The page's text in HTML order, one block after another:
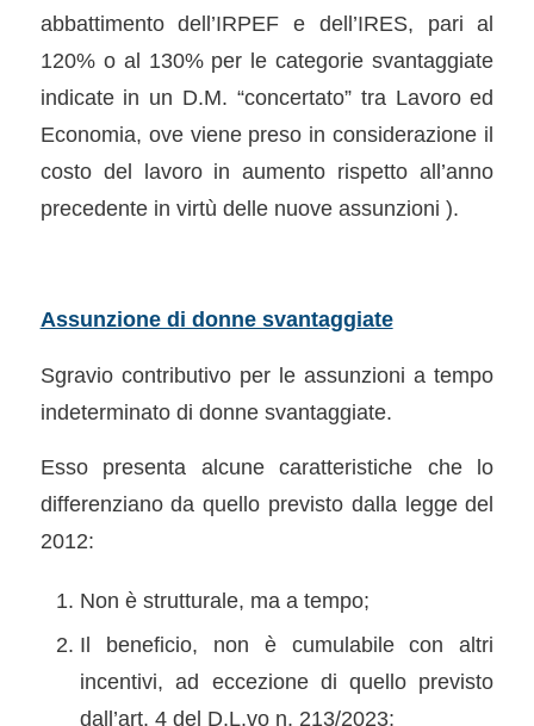
abbattimento dell’IRPEF e dell’IRES, pari al
120% o al 130% per le categorie svantaggiate
indicate in un D.M. “concertato” tra Lavoro ed
Economia, ove viene preso in considerazione il
costo del lavoro in aumento rispetto all’anno
precedente in virtù delle nuove assunzioni ).
Assunzione di donne svantaggiate
Sgravio contributivo per le assunzioni a tempo
indeterminato di donne svantaggiate.
Esso presenta alcune caratteristiche che lo
differenziano da quello previsto dalla legge del
2012:
Non è strutturale, ma a tempo;
Il beneficio, non è cumulabile con altri
incentivi, ad eccezione di quello previsto
dall’art. 4 del D.L.vo n. 213/2023;